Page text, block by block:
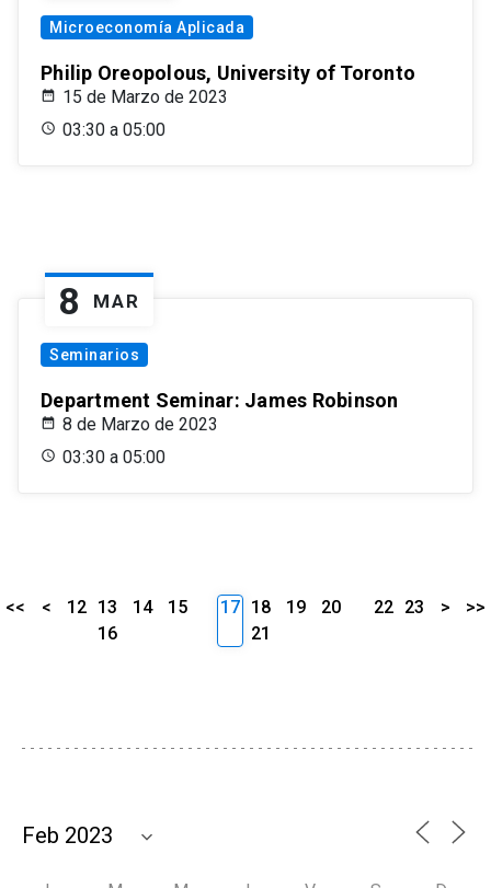
Microeconomía Aplicada
Philip Oreopolous, University of Toronto
15 de Marzo de 2023
03:30 a 05:00
8 MAR
Seminarios
Department Seminar: James Robinson
8 de Marzo de 2023
03:30 a 05:00
<< < 12 13 14
15
16
17 18 19
20
21
22 23 > >>